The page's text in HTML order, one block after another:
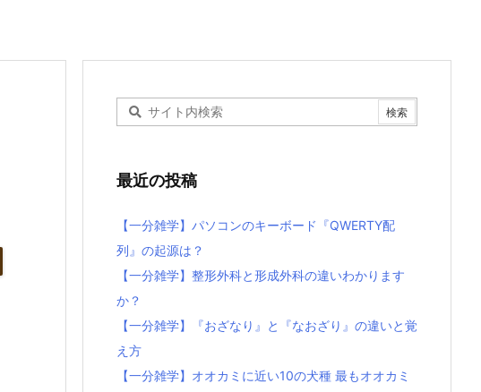
最近の投稿
【一分雑学】パソコンのキーボード『QWERTY配
列』の起源は？
【一分雑学】整形外科と形成外科の違いわかります
か？
【一分雑学】『おざなり』と『なおざり』の違いと覚
え方
【一分雑学】オオカミに近い10の犬種 最もオオカミ